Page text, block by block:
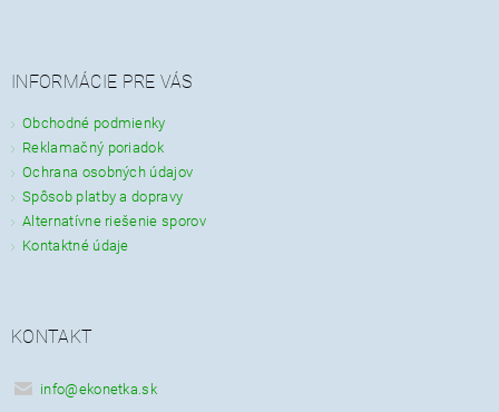
INFORMÁCIE PRE VÁS
Obchodné podmienky
Reklamačný poriadok
Ochrana osobných údajov
Spôsob platby a dopravy
Alternatívne riešenie sporov
Kontaktné údaje
KONTAKT
info@ekonetka.sk